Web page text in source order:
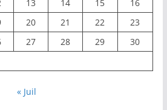
13 14 15
16
20 21 22
23
27 28 29
30
« Juil